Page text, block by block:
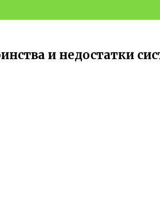
и недостатки